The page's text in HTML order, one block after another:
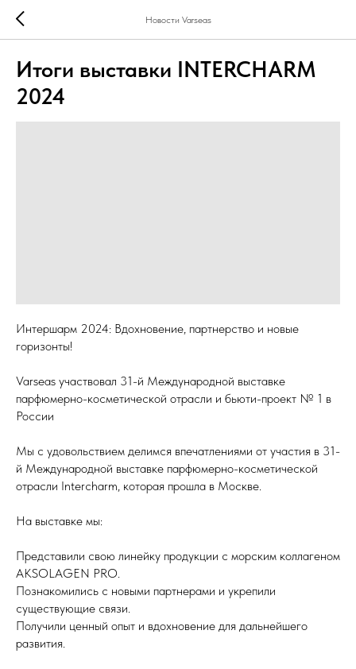
Новости Varseas
Итоги выставки INTERCHARM
2024
Интершарм 2024: Вдохновение, партнерство и новые
горизонты!
Varseas участвовал 31-й Международной выставке
парфюмерно-косметической отрасли и бьюти-проект № 1 в
России
Мы с удовольствием делимся впечатлениями от участия в 31-
й Международной выставке парфюмерно-косметической
отрасли Intercharm, которая прошла в Москве.
На выставке мы:
Представили свою линейку продукции с морским коллагеном
AKSOLAGEN PRO.
Познакомились с новыми партнерами и укрепили
существующие связи.
Получили ценный опыт и вдохновение для дальнейшего
развития.